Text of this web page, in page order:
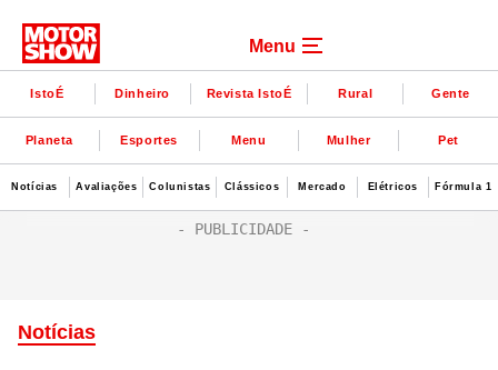
Menu
IstoÉ Dinheiro Revista IstoÉ Rural Gente
Planeta Esportes Menu Mulher Pet
Notícias Avaliações Colunistas Clássicos Mercado Elétricos Fórmula 1
Notícias